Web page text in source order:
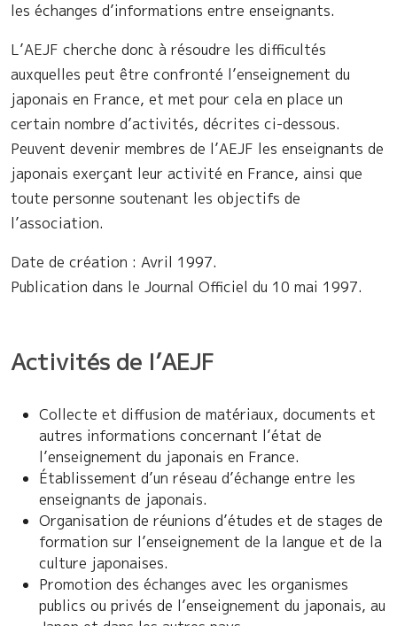
les échanges d’informations entre enseignants.
L’AEJF cherche donc à résoudre les difficultés
auxquelles peut être confronté l’enseignement du
japonais en France, et met pour cela en place un
certain nombre d’activités, décrites ci-dessous.
Peuvent devenir membres de l’AEJF les enseignants de
japonais exerçant leur activité en France, ainsi que
toute personne soutenant les objectifs de
l’association.
Date de création : Avril 1997.
Publication dans le Journal Officiel du 10 mai 1997.
Activités de l’AEJF
Collecte et diffusion de matériaux, documents et
autres informations concernant l’état de
l’enseignement du japonais en France.
Établissement d’un réseau d’échange entre les
enseignants de japonais.
Organisation de réunions d’études et de stages de
formation sur l’enseignement de la langue et de la
culture japonaises.
Promotion des échanges avec les organismes
publics ou privés de l’enseignement du japonais, au